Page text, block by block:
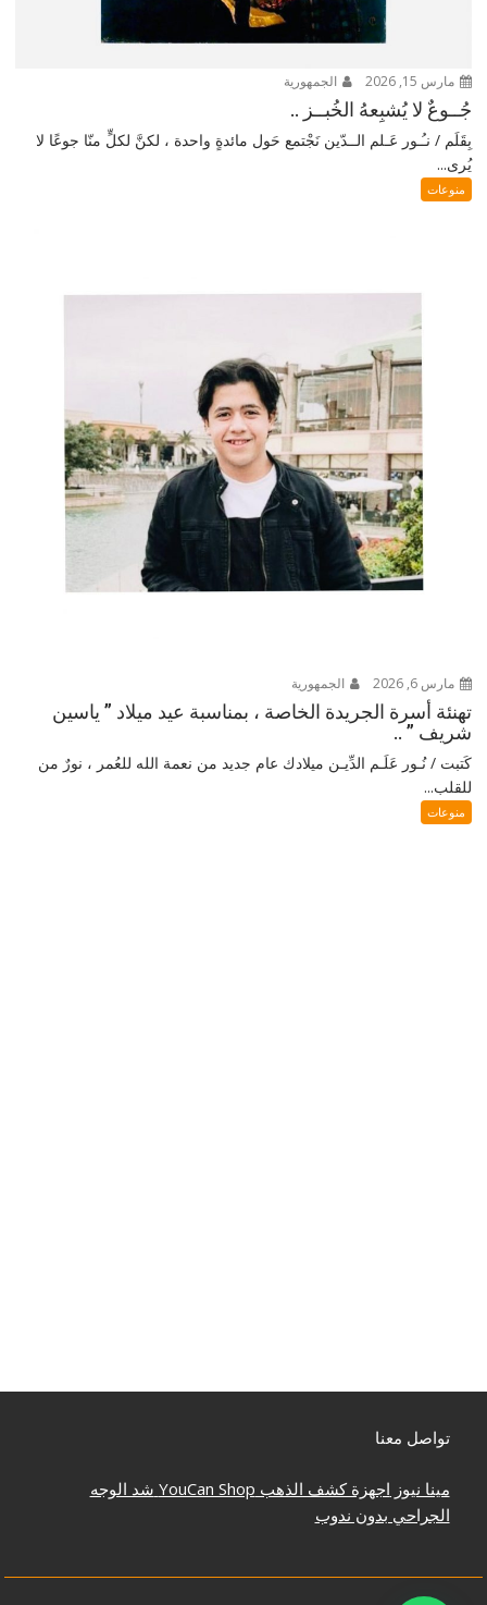
مارس 15, 2026 الجمهورية
جُــوعٌ لا يُشبِعهُ الخُبــز ..
بِقَلَم / نـُـور عَـلم الــدّين نَجْتمع حَول مائدةٍ واحدة ، لكنَّ لكلٍّ منّا جوعًا لا
يُرى...
منوعات
مارس 6, 2026 الجمهورية
تهنئة أسرة الجريدة الخاصة ، بمناسبة عيد ميلاد ” ياسين
شريف ” ..
كَتبت / نُـور عَلَـم الدِّيـن ميلادك عام جديد من نعمة الله للعُمر ، نورٌ من
للقلب...
منوعات
تواصل معنا
مينا نيوز اجهزة كشف الذهب YouCan Shop شد الوجه
الجراحي بدون ندوب